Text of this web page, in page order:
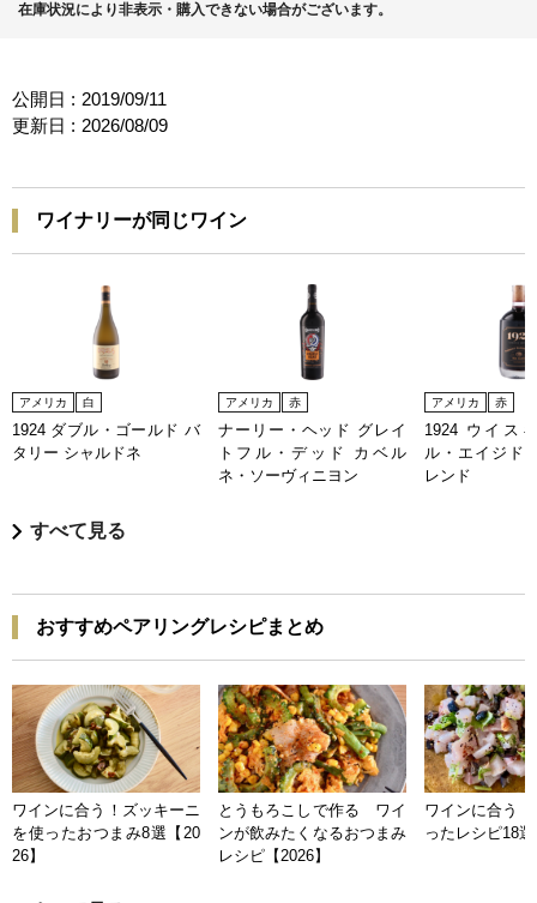
在庫状況により非表示・購入できない場合がございます。
公開日 : 2019/09/11
更新日 : 2026/08/09
ワイナリーが同じワイン
アメリカ 白
1924 ダブル・ゴールド バ
タリー シャルドネ
アメリカ 赤
ナーリー・ヘッド グレイ
トフル・デッド カベル
ネ・ソーヴィニヨン
アメリカ 赤
1924 ウイス
ル・エイジド
レンド
すべて見る
おすすめペアリングレシピまとめ
ワインに合う！ズッキーニ
を使ったおつまみ8選【20
26】
とうもろこしで作る ワイ
ンが飲みたくなるおつまみ
レシピ【2026】
ワインに合う
ったレシピ18